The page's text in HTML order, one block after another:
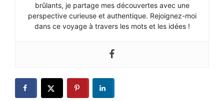
brûlants, je partage mes découvertes avec une
perspective curieuse et authentique. Rejoignez-moi
dans ce voyage à travers les mots et les idées !